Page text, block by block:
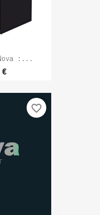
:...
favorite_border